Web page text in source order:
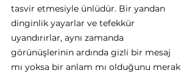
tasvir etmesiyle ünlüdür. Bir yandan
dinginlik yayarlar ve tefekkür
uyandırırlar, aynı zamanda
görünüşlerinin ardında gizli bir mesaj
mı yoksa bir anlam mı olduğunu merak